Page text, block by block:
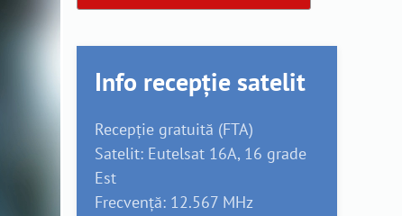
Info recepție satelit
Recepție gratuită (FTA)
Satelit: Eutelsat 16A, 16 grade
Est
Frecvență: 12.567 MHz